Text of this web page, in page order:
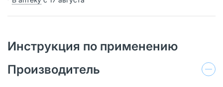
Инструкция по применению
Производитель